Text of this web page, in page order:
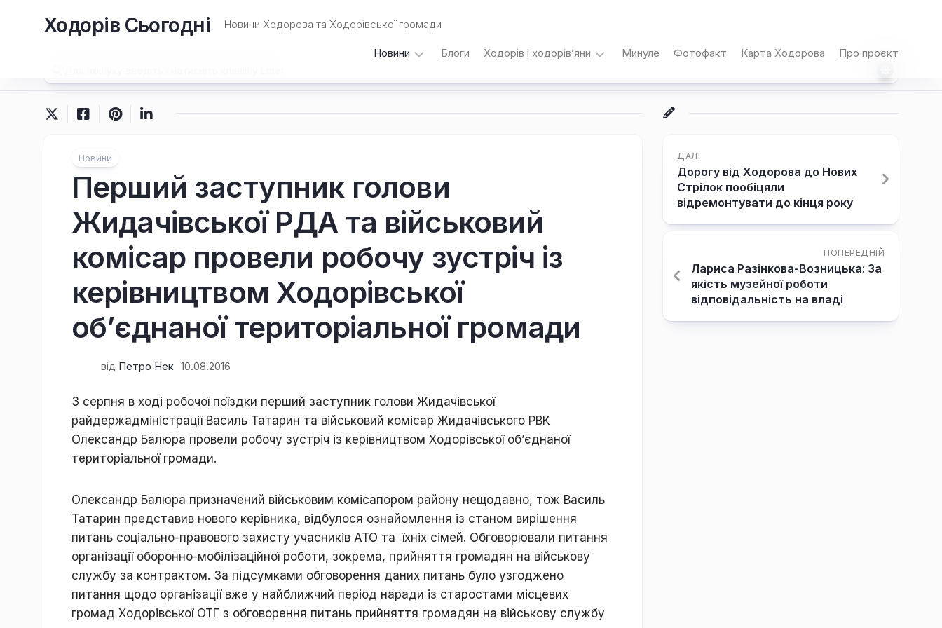
Ходорів Сьогодні Новини Ходорова та Ходорівської громади
Новини Блоги Ходорів і ходорів’яни
під
персоналії
Думки
з
Ходорова
/
Хто
є
слід
заробітчанська
/
Зустрічі
даровані
долею
Минуле Фотофакт Карта Ходорова Про проєкт
Новини
Перший заступник голови
Жидачівської РДА та військовий
комісар провели робочу зустріч із
керівництвом Ходорівської
об’єднаної територіальної громади
від Петро Нек 10.08.2016
3 серпня в ході робочої поїздки перший заступник голови Жидачівської
райдержадміністрації Василь Татарин та військовий комісар Жидачівського РВК
Олександр Балюра провели робочу зустріч із керівництвом Ходорівської об’єднаної
територіальної громади.
Олександр Балюра призначений військовим комісапором району нещодавно, тож Василь
Татарин представив нового керівника, відбулося ознайомлення із станом вирішення
питань соціально-правового захисту учасників АТО та їхніх сімей. Обговорювали питання
організації оборонно-мобілізаційної роботи, зокрема, прийняття громадян на військову
службу за контрактом. За підсумками обговорення даних питань було узгоджено
питання щодо організації вже у найближчий період наради із старостами місцевих
громад Ходорівської ОТГ з обговорення питань прийняття громадян на військову службу
ДАЛІ
Дорогу від Ходорова до Нових
Стрілок пообіцяли
відремонтувати до кінця року
ПОПЕРЕДНІЙ
Лариса Разінкова-Возницька: За
якість музейної роботи
відповідальність на владі